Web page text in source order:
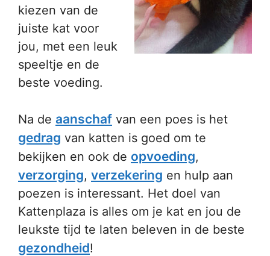
kiezen van de
juiste kat voor
jou, met een leuk
speeltje en de
beste voeding.
Na de aanschaf van een poes is het
gedrag van katten is goed om te
bekijken en ook de opvoeding,
verzorging, verzekering en hulp aan
poezen is interessant. Het doel van
Kattenplaza is alles om je kat en jou de
leukste tijd te laten beleven in de beste
gezondheid!